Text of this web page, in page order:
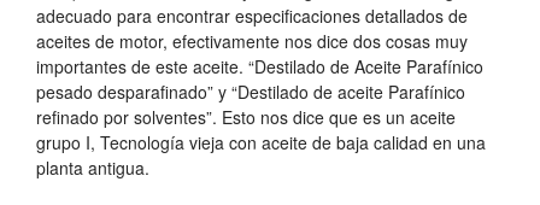
adecuado para encontrar especificaciones detallados de
aceites de motor, efectivamente nos dice dos cosas muy
importantes de este aceite. “Destilado de Aceite Parafínico
pesado desparafinado” y “Destilado de aceite Parafínico
refinado por solventes”. Esto nos dice que es un aceite
grupo I, Tecnología vieja con aceite de baja calidad en una
planta antigua.